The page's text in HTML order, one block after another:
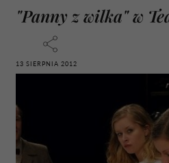
"Panny z wilka" w
13 SIERPNIA 2012